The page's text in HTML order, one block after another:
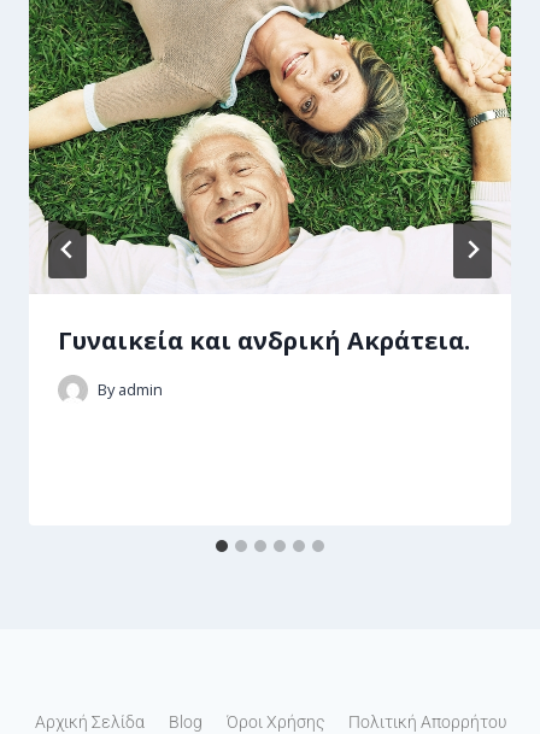
Γυναικεία και ανδρική Ακράτεια.
By admin
Αρχική Σελίδα Blog Όροι Χρήσης Πολιτική Απορρήτου